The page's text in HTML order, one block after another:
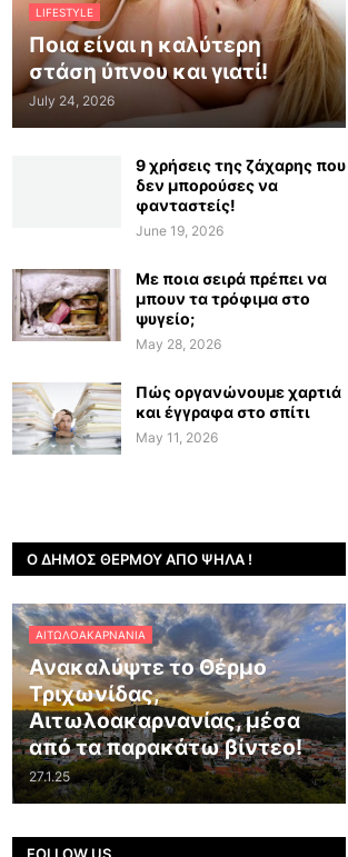
LIFESTYLE
Ποια είναι η καλύτερη
στάση ύπνου και γιατί!
July 24, 2026
9 χρήσεις της ζάχαρης που
δεν μπορούσες να
φανταστείς!
June 19, 2026
Με ποια σειρά πρέπει να
μπουν τα τρόφιμα στο
ψυγείο;
May 28, 2026
Πώς οργανώνουμε χαρτιά
και έγγραφα στο σπίτι
May 11, 2026
Ο ΔΉΜΟΣ ΘΈΡΜΟΥ ΑΠΌ ΨΗΛΆ !
ΑΙΤΩΛΟΑΚΑΡΝΑΝΊΑ
Ανακαλύψτε το Θέρμο
Τριχωνίδας,
Αιτωλοακαρνανίας, μέσα
από τα παρακάτω βίντεο!
27.1.25
FOLLOW US